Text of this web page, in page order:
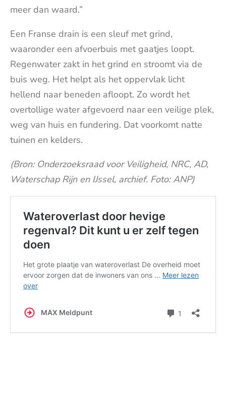
meer dan waard.”
Een Franse drain is een sleuf met grind,
waaronder een afvoerbuis met gaatjes loopt.
Regenwater zakt in het grind en stroomt via de
buis weg. Het helpt als het oppervlak licht
hellend naar beneden afloopt. Zo wordt het
overtollige water afgevoerd naar een veilige plek,
weg van huis en fundering. Dat voorkomt natte
tuinen en kelders.
(Bron: Onderzoeksraad voor Veiligheid, NRC, AD,
Waterschap Rijn en IJssel, archief. Foto: ANP)